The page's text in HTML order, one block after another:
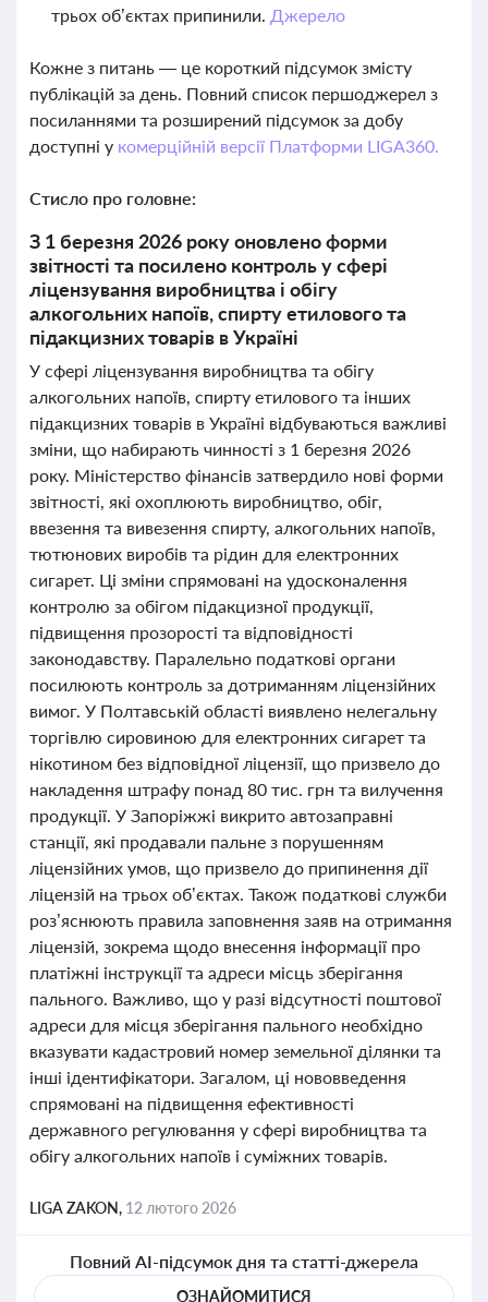
трьох об’єктах припинили. Джерело
Кожне з питань — це короткий підсумок змісту
публікацій за день. Повний список першоджерел з
посиланнями та розширений підсумок за добу
доступні у комерційній версії Платформи LIGA360.
Стисло про головне:
З 1 березня 2026 року оновлено форми
звітності та посилено контроль у сфері
ліцензування виробництва і обігу
алкогольних напоїв, спирту етилового та
підакцизних товарів в Україні
У сфері ліцензування виробництва та обігу
алкогольних напоїв, спирту етилового та інших
підакцизних товарів в Україні відбуваються важливі
зміни, що набирають чинності з 1 березня 2026
року. Міністерство фінансів затвердило нові форми
звітності, які охоплюють виробництво, обіг,
ввезення та вивезення спирту, алкогольних напоїв,
тютюнових виробів та рідин для електронних
сигарет. Ці зміни спрямовані на удосконалення
контролю за обігом підакцизної продукції,
підвищення прозорості та відповідності
законодавству. Паралельно податкові органи
посилюють контроль за дотриманням ліцензійних
вимог. У Полтавській області виявлено нелегальну
торгівлю сировиною для електронних сигарет та
нікотином без відповідної ліцензії, що призвело до
накладення штрафу понад 80 тис. грн та вилучення
продукції. У Запоріжжі викрито автозаправні
станції, які продавали пальне з порушенням
ліцензійних умов, що призвело до припинення дії
ліцензій на трьох об’єктах. Також податкові служби
роз’яснюють правила заповнення заяв на отримання
ліцензій, зокрема щодо внесення інформації про
платіжні інструкції та адреси місць зберігання
пального. Важливо, що у разі відсутності поштової
адреси для місця зберігання пального необхідно
вказувати кадастровий номер земельної ділянки та
інші ідентифікатори. Загалом, ці нововведення
спрямовані на підвищення ефективності
державного регулювання у сфері виробництва та
обігу алкогольних напоїв і суміжних товарів.
LIGA ZAKON, 12 лютого 2026
Повний AI-підсумок дня та статті-джерела
ОЗНАЙОМИТИСЯ